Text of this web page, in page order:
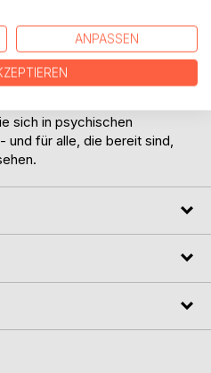
werden muss. Ehrlich,
gibt dieses Buch Einblick
aber nur wenige in Worte
sich in psychischen
und für alle, die bereit sind,
ANPASSEN